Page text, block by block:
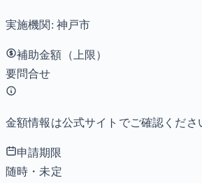
実施機関: 神戸市
補助金額（上限）
要問合せ
金額情報は公式サイトでご確認くださ
申請期限
随時・未定